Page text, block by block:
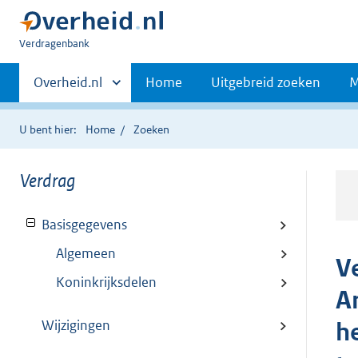
U
hier:
Verdragenbank
Primaire
navigatie
Andere
sites
binnen
Overheid.nl Home Uitgebreid zoeken
U bent hier: Home Zoeken
Verdrag
Basisgegevens
Algemeen
Koninkrijksdelen
Wijzigingen